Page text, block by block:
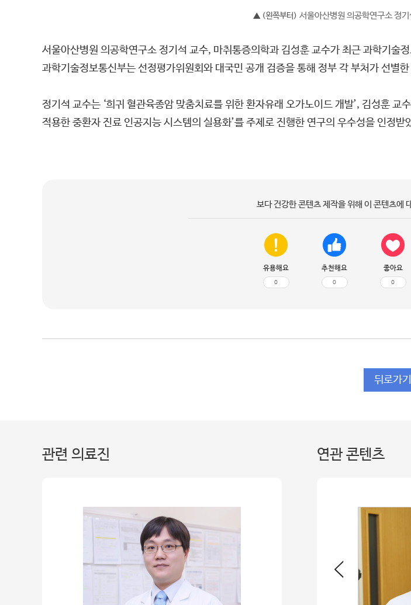
▲ (왼쪽부터) 서울아산병원 의공학연구소 정
서울아산병원 의공학연구소 정기석 교수, 마취통증의학과 김성훈 교수가 최근 과학기
과학기술정보통신부는 선정평가위원회와 대국민 공개 검증을 통해 정부 각 부처가 선
정기석 교수는 ‘희귀 혈관육종암 맞춤치료를 위한 환자유래 오가노이드 개발’, 김성훈
적용한 중환자 진료 인공지능 시스템의 실용화’를 주제로 진행한 연구의 우수성을 인정받
보다 건강한 콘텐츠 제작을 위해 이 콘텐츠에
유용해요
0
추천해요
0
좋아요
0
뒤로가기
관련 의료진 연관 콘텐츠